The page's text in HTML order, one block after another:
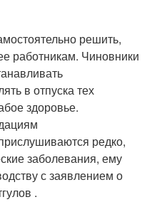
решить,
работникам. Чиновники
в отпуска тех
здоровье.
редко,
заболевания, ему
с заявлением о
.